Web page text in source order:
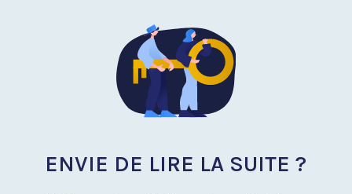
ENVIE DE LIRE LA SUITE ?